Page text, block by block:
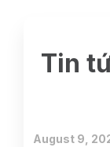
Tin
August 9,